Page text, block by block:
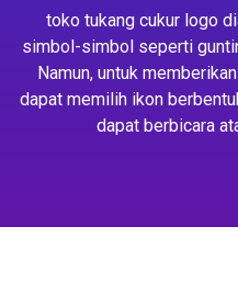
toko tukang cukur logo
simbol-simbol seperti
Namun, untuk
dapat memilih ikon
dapat berbicara